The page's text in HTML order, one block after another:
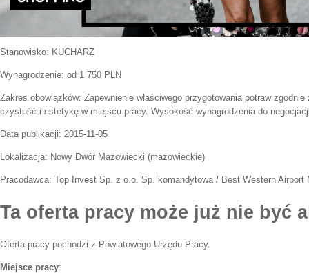
Stanowisko: KUCHARZ
Wynagrodzenie: od 1 750 PLN
Zakres obowiązków: Zapewnienie właściwego przygotowania potraw
czystość i estetykę w miejscu pracy. Wysokość wynagrodzenia do
Data publikacji: 2015-11-05
Lokalizacja: Nowy Dwór Mazowiecki (mazowieckie)
Pracodawca: Top Invest Sp. z o.o. Sp. komandytowa / Best Western Airport
Ta oferta pracy może już nie być
Oferta pracy pochodzi z Powiatowego Urzędu Pracy.
Miejsce pracy: